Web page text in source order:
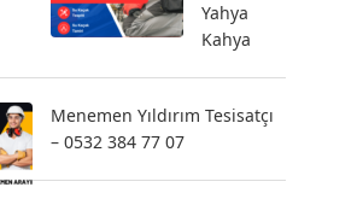
Yahya
Kahya
Menemen Yıldırım Tesisatçı
– 0532 384 77 07